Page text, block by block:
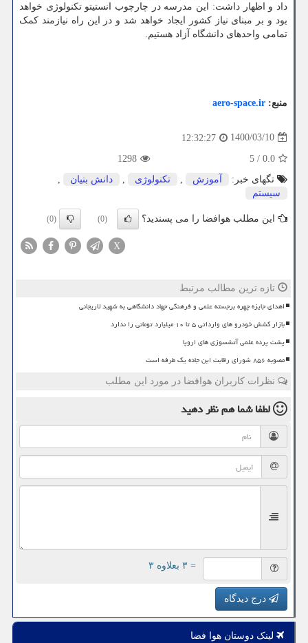
داد و اظهار داشت: این مدرسه در چارچوب انستیتو تکنولوژی خواهد
بود و بر مبنای نیاز کشور ایجاد خواهد شد و در این راه نیازمند کمک
تمامی واحدهای دانشگاه آزاد هستیم.
منبع: aero-space.ir
1400/03/10
12:32:27
0.0
/
5
1298
تگهای خبر:
آموزش , تكنولوژی , دانش بنیان
,
سیستم
این مطلب هوافضا را می پسندید؟ (0)
(0)
X
تازه ترین مطالب مرتبط
اهدای جایزه چهره برجسته علمی و فرهنگی جهاد دانشگاهی به شهید لاریجانی
بازار کشش خودرو های وارداتی ۵ تا ۱۰ میلیارد تومانی را ندارد
پشت پرده علمی آتشسوزی های اروپا
مصوبه ۸۵۶ شورای رقابت این جاده یک طرفه است
نظرات کاربران هوافضا در مورد این مطلب
لطفا شما همنظر دهید
= ۳ بعلاوه ۳
درج دیدگاه
لینک دوستان هوا فضا